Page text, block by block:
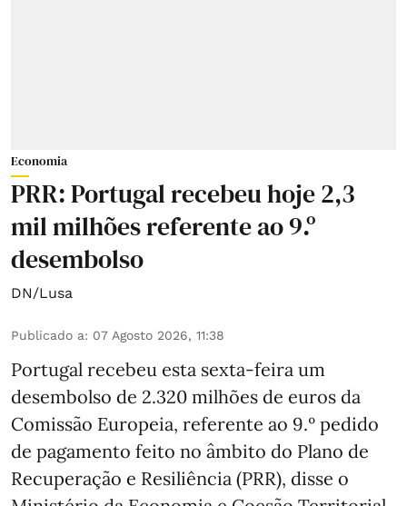
Economia
PRR: Portugal recebeu hoje 2,3
mil milhões referente ao 9.º
desembolso
DN/Lusa
Publicado a: 07 Agosto 2026, 11:38
Portugal recebeu esta sexta-feira um
desembolso de 2.320 milhões de euros da
Comissão Europeia, referente ao 9.º pedido
de pagamento feito no âmbito do Plano de
Recuperação e Resiliência (PRR), disse o